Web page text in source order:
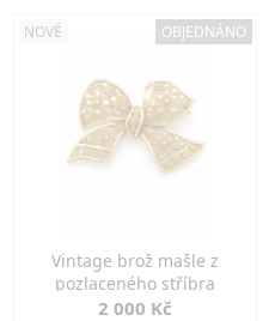
NOVÉ OBJEDNÁNO
Vintage brož mašle z
pozlaceného stříbra
2 000 Kč